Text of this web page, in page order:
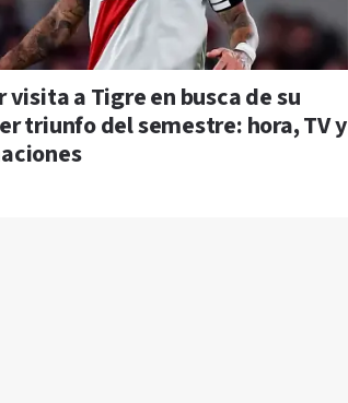
visita a Tigre en busca de su
triunfo del semestre: hora, TV y